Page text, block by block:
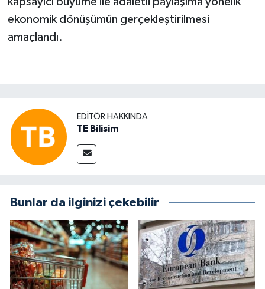
ekonomik dönüşümün gerçekleştirilmesi
amaçlandı.
EDITÖR HAKKINDA
TE Bilisim
Bunlar da ilginizi çekebilir